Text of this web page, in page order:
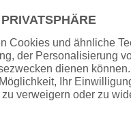
Handlungen … all das ist
sie hineinlegst
Du es immer tust.